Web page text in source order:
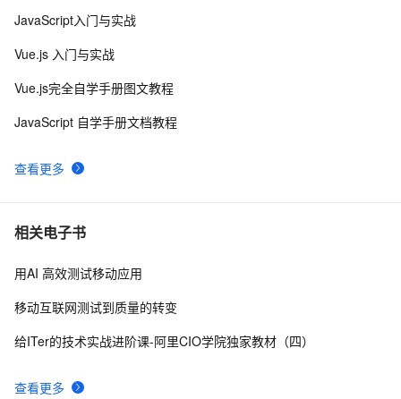
10使用微信JS-SDK调用发票接口的完整开发指南
查看更多
JavaScript入门与实战
Vue.js 入门与实战
Vue.js完全自学手册图文教程
JavaScript 自学手册文档教程
相关电子书
查看更多
用AI 高效测试移动应用
移动互联网测试到质量的转变
给ITer的技术实战进阶课-阿里CIO学院独家教材（四）